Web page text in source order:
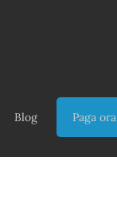
Blog Paga ora